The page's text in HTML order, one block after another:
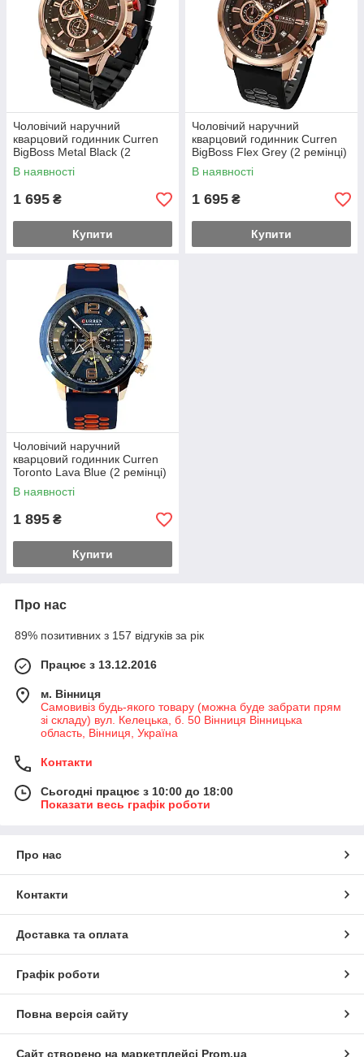
Чоловічий наручний
кварцовий годинник Curren
BigBoss Metal Black (2
ремінці)
В наявності
1 695 ₴
Купити
Чоловічий наручний
кварцовий годинник Curren
BigBoss Flex Grey (2 ремінці)
В наявності
1 695 ₴
Купити
Чоловічий наручний
кварцовий годинник Curren
Toronto Lava Blue (2 ремінці)
В наявності
1 895 ₴
Купити
Про нас
89% позитивних з 157 відгуків за рік
Працює з 13.12.2016
м. Вінниця
Самовивіз будь-якого товару (можна буде забрати прям
зі складу) вул. Келецька, б. 50 Вінниця Вінницька
область, Вінниця, Україна
Контакти
Сьогодні працює з 10:00 до 18:00
Показати весь графік роботи
Про нас
Контакти
Доставка та оплата
Графік роботи
Повна версія сайту
Сайт створено на маркетплейсі Prom.ua